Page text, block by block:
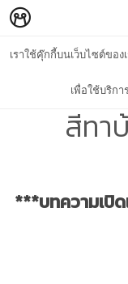
เราใช้คุ๊กกี้บนเว็บไซต์ขอ
เพื่อใช้บริกา
Talk:
สีทา
***บทความเปิ